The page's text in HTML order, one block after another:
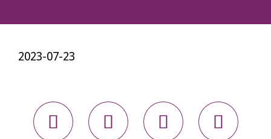
2023-07-23
   